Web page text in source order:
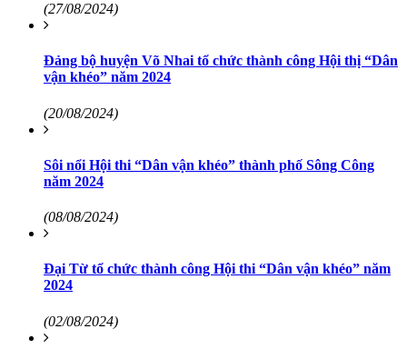
(27/08/2024)
Đảng bộ huyện Võ Nhai tổ chức thành công Hội thị “Dân
vận khéo” năm 2024
(20/08/2024)
Sôi nổi Hội thi “Dân vận khéo” thành phố Sông Công
năm 2024
(08/08/2024)
Đại Từ tổ chức thành công Hội thi “Dân vận khéo” năm
2024
(02/08/2024)